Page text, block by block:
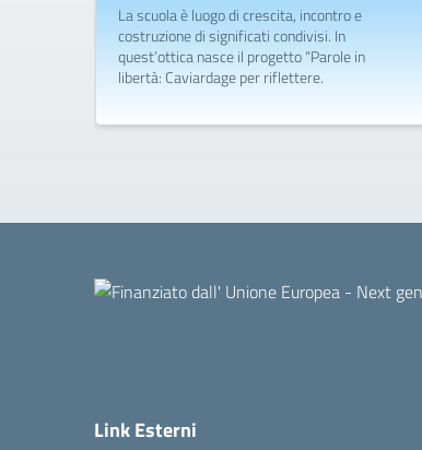
La scuola è luogo di crescita, incontro e
costruzione di significati condivisi. In
quest’ottica nasce il progetto “Parole in
libertà: Caviardage per riflettere.
Link Esterni